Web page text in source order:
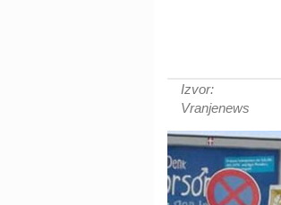
Izvor:
Vranjenews